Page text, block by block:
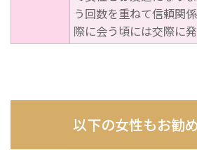
う回数を重ねて信頼関
際に会う頃には交際に
以下の女性もお勧